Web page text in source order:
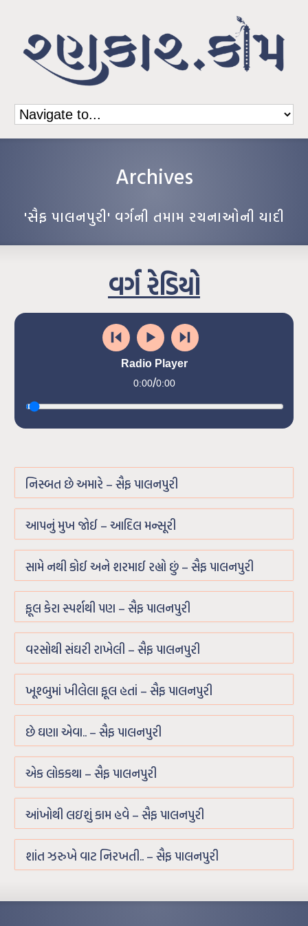
Archives
'સૈફ પાલનપુરી' વર્ગની તમામ રચનાઓની યાદી
વર્ગ રેડિયો
Radio Player
0:00/0:00
નિસ્બત છે અમારે – સૈફ પાલનપુરી
આપનું મુખ જોઈ – આદિલ મન્સૂરી
સામે નથી કોઈ અને શરમાઈ રહ્યો છું – સૈફ પાલનપુરી
ફૂલ કેરા સ્પર્શથી પણ – સૈફ પાલનપુરી
વરસોથી સંઘરી રાખેલી – સૈફ પાલનપુરી
ખૂશ્બુમાં ખીલેલા ફૂલ હતાં – સૈફ પાલનપુરી
છે ઘણા એવા.. – સૈફ પાલનપુરી
એક લોકકથા – સૈફ પાલનપુરી
આંખોથી લઇશું કામ હવે – સૈફ પાલનપુરી
શાંત ઝરુખે વાટ નિરખતી.. – સૈફ પાલનપુરી